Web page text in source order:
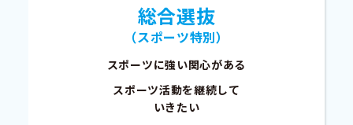
総合選抜
（スポーツ特別）
スポーツに強い関心がある
スポーツ活動を継続して
いきたい